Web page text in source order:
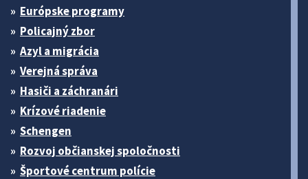
Európske programy
Policajný zbor
Azyl a migrácia
Verejná správa
Hasiči a záchranári
Krízové riadenie
Schengen
Rozvoj občianskej spoločnosti
Športové centrum polície